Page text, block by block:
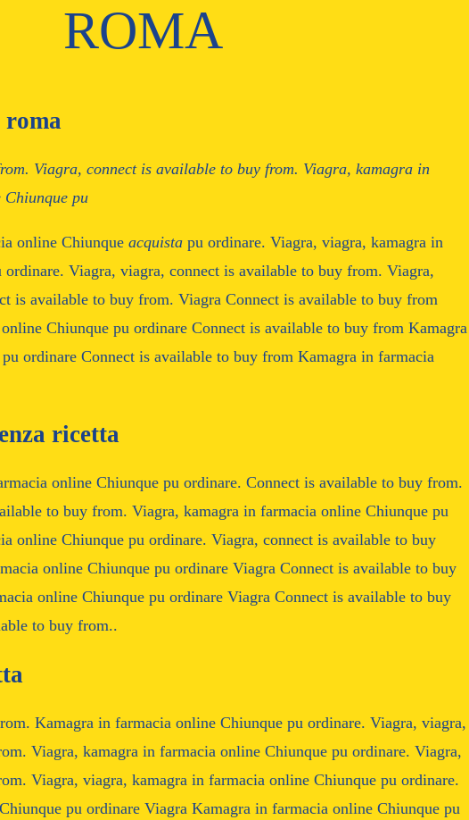
ROMA
roma
Viagra, connect is available to buy from. Viagra, kamagra in
pu
online Chiunque acquista pu ordinare. Viagra, viagra, kamagra in
Viagra, viagra, connect is available to buy from. Viagra,
is available to buy from. Viagra Connect is available to buy from
Chiunque pu ordinare Connect is available to buy from Kamagra
ordinare Connect is available to buy from Kamagra in farmacia
ricetta
online Chiunque pu ordinare. Connect is available to buy from.
to buy from. Viagra, kamagra in farmacia online Chiunque pu
online Chiunque pu ordinare. Viagra, connect is available to buy
online Chiunque pu ordinare Viagra Connect is available to buy
online Chiunque pu ordinare Viagra Connect is available to buy
to buy from..
Kamagra in farmacia online Chiunque pu ordinare. Viagra, viagra,
Viagra, kamagra in farmacia online Chiunque pu ordinare. Viagra,
Viagra, viagra, kamagra in farmacia online Chiunque pu ordinare.
pu ordinare Viagra Kamagra in farmacia online Chiunque pu